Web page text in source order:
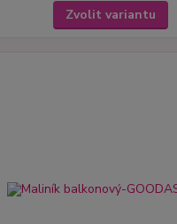
Zvolit variantu